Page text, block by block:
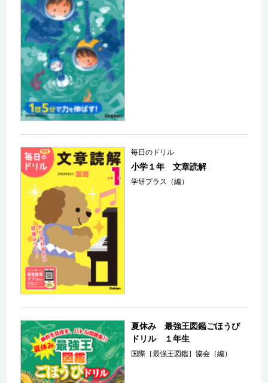
毎日のドリル
小学１年 文章読解
学研プラス（編）
夏休み 最強王図鑑ごほうび
ドリル １年生
国際［最強王図鑑］協会（編）